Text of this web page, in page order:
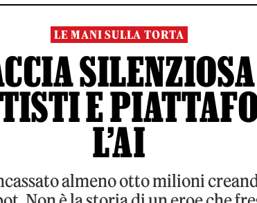
LE MANI SULLA TORTA
E
L’AI
almeno otto milioni